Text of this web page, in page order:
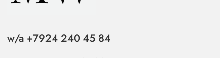
w/a +7924 240 45 84